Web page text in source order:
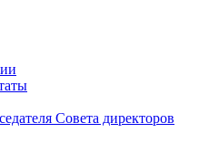
Совета директоров